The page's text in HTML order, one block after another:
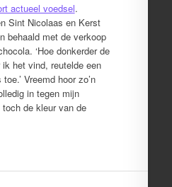
actueel voedsel.
Sint Nicolaas en Kerst
behaald met de verkoop
‘Hoe donkerder de
het vind, reutelde een
Vreemd hoor zo’n
in tegen mijn
de kleur van de